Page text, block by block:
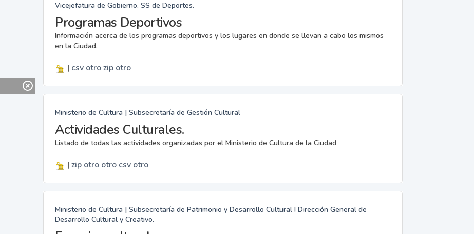
Vicejefatura de Gobierno. SS de Deportes.
Programas Deportivos
Información acerca de los programas deportivos y los lugares en donde se llevan a cabo los mismos
en la Ciudad.
| csv otrozip otro
Ministerio de Cultura | Subsecretaría de Gestión Cultural
Actividades Culturales.
Listado de todas las actividades organizadas por el Ministerio de Cultura de la Ciudad
| zip otro otro csv otro
Ministerio de Cultura | Subsecretaría de Patrimonio y Desarrollo Cultural I Dirección General de
Desarrollo Cultural y Creativo.